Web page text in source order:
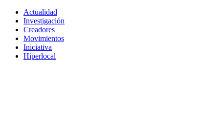
Actualidad
Investigación
Creadores
Movimientos
Iniciativa
Hiperlocal